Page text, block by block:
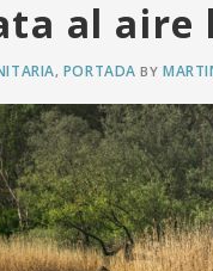
al aire
, PORTADA BY